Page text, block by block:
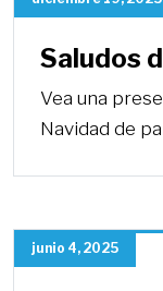
Saludos
Vea una
Navidad de
junio 4, 2025